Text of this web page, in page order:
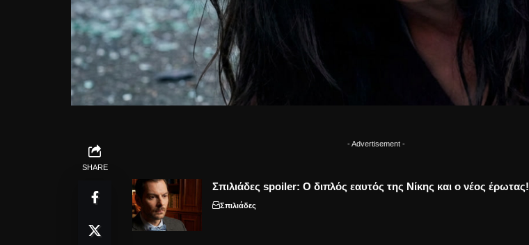
SHARE
- Advertisement -
Σπιλιάδες spoiler: Ο διπλός εαυτός της Νίκης και ο νέος έρωτας!
Σπιλιάδες